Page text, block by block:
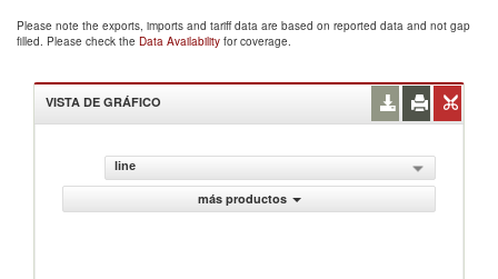
Please note the exports, imports and tariff data are based on reported data and not gap
filled. Please check the Data Availability for coverage.
VISTA DE GRÁFICO
line
más productos